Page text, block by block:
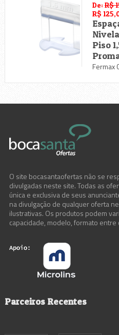
De: R$
R$
Piso
Fermax
O site bocasantaofertas não se
divulgadas neste site. Todas as
única e exclusiva de seus
na divulgação de qualquer oferta
ilustrativas. Os produtos podem
capacidade, modelo, formato entre
Parceiros Recentes